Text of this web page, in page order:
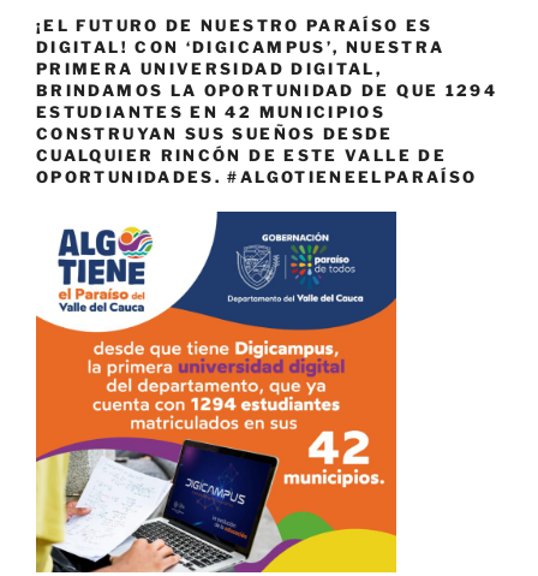
¡EL FUTURO DE NUESTRO PARAÍSO ES
DIGITAL! CON ‘DIGICAMPUS’, NUESTRA
PRIMERA UNIVERSIDAD DIGITAL,
BRINDAMOS LA OPORTUNIDAD DE QUE 1294
ESTUDIANTES EN 42 MUNICIPIOS
CONSTRUYAN SUS SUEÑOS DESDE
CUALQUIER RINCÓN DE ESTE VALLE DE
OPORTUNIDADES. #ALGOTIENEELPARAÍSO